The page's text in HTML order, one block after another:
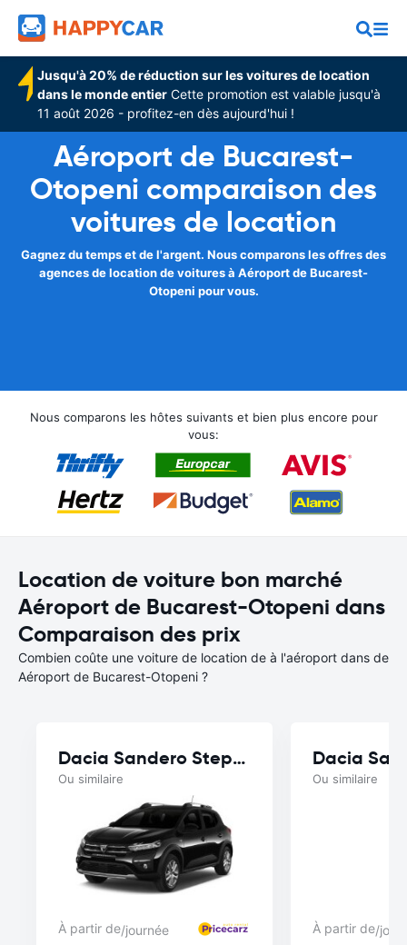
Jusqu'à 20% de réduction sur les voitures de location
dans le monde entier Cette promotion est valable jusqu'à
11 août 2026 - profitez-en dès aujourd'hui !
Aéroport de Bucarest-
Otopeni comparaison des
voitures de location
Gagnez du temps et de l'argent. Nous comparons les offres des
agences de location de voitures à Aéroport de Bucarest-
Otopeni pour vous.
Nous comparons les hôtes suivants et bien plus encore pour
vous:
Location de voiture bon marché
Aéroport de Bucarest-Otopeni dans
Comparaison des prix
Combien coûte une voiture de location de à l'aéroport dans de
Aéroport de Bucarest-Otopeni ?
Dacia Sandero Stepway
Ou similaire
À partir de/journée
Dacia
Ou similaire
À partir de/